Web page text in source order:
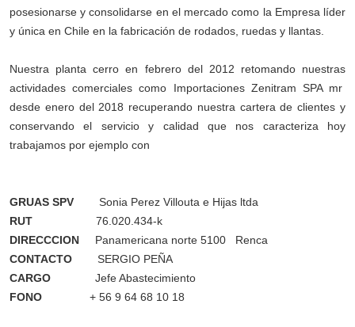
posesionarse y consolidarse en el mercado como la Empresa líder
y única en Chile en la fabricación de rodados, ruedas y llantas.
Nuestra planta cerro en febrero del 2012 retomando nuestras
actividades comerciales como Importaciones Zenitram SPA mr
desde enero del 2018 recuperando nuestra cartera de clientes y
conservando el servicio y calidad que nos caracteriza hoy
trabajamos por ejemplo con
GRUAS SPV
Sonia Perez Villouta e Hijas ltda
RUT
76.020.434-k
DIRECCCION Panamericana norte 5100 Renca
CONTACTO SERGIO PEÑA
CARGO
Jefe Abastecimiento
FONO
+ 56 9 64 68 10 18